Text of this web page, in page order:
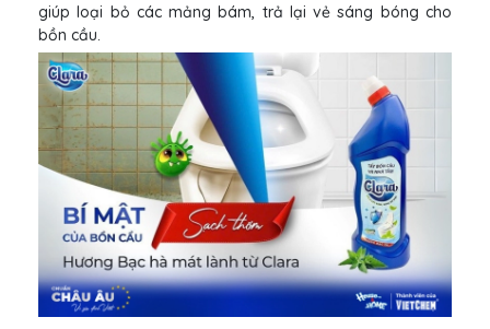
giúp loại bỏ các mảng bám, trả lại vẻ sáng bóng cho
bồn cầu.